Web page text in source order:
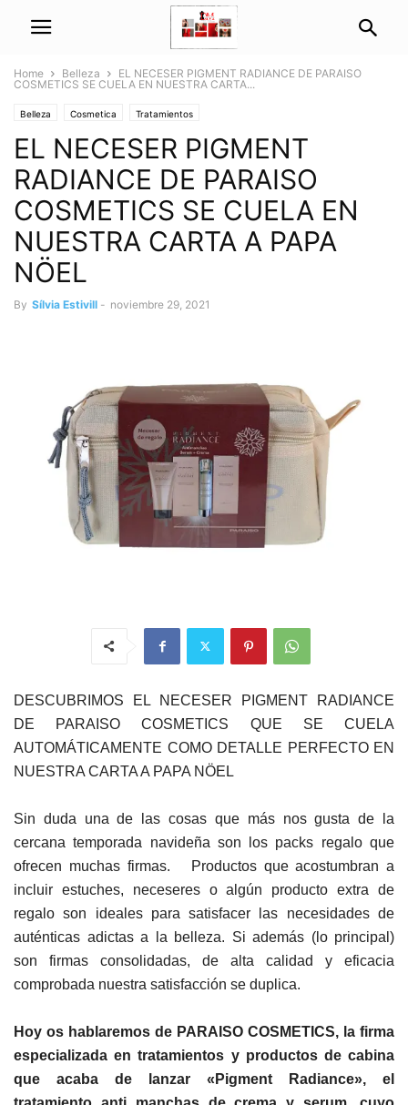
Home Belleza
EL NECESER PIGMENT RADIANCE DE PARAISO
COSMETICS SE CUELA EN NUESTRA CARTA...
Belleza Cosmetica Tratamientos
EL NECESER PIGMENT
RADIANCE DE PARAISO
COSMETICS SE CUELA EN
NUESTRA CARTA A PAPA
NÖEL
By Sílvia Estivill - noviembre 29, 2021
DESCUBRIMOS EL NECESER PIGMENT RADIANCE
DE PARAISO COSMETICS QUE SE CUELA
AUTOMÁTICAMENTE COMO DETALLE PERFECTO EN
NUESTRA CARTA A PAPA NÖEL
Sin duda una de las cosas que más nos gusta de la
cercana temporada navideña son los packs regalo que
ofrecen muchas firmas. Productos que acostumbran a
incluir estuches, neceseres o algún producto extra de
regalo son ideales para satisfacer las necesidades de
auténticas adictas a la belleza. Si además (lo principal)
son firmas consolidadas, de alta calidad y eficacia
comprobada nuestra satisfacción se duplica.
Hoy os hablaremos de PARAISO COSMETICS, la firma
especializada en tratamientos y productos de cabina
que acaba de lanzar «Pigment Radiance», el